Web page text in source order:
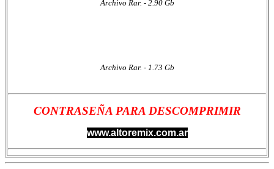
Archivo Rar. - 2.90 Gb
Archivo Rar. - 1.73 Gb
CONTRASEÑA PARA DESCOMPRIMIR
www.altoremix.com.ar